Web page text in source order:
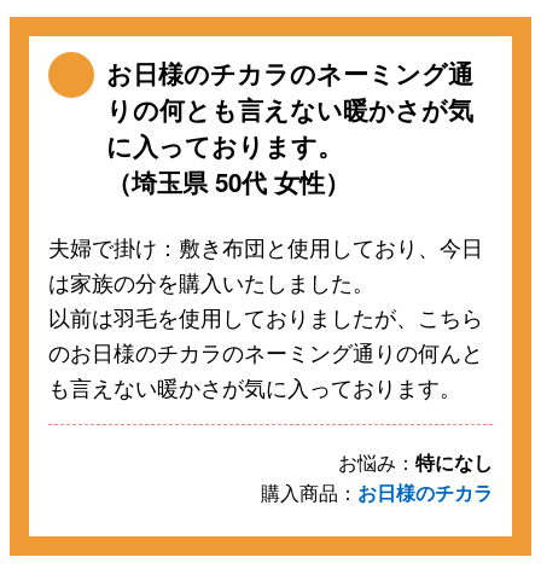
お日様のチカラのネーミング通
りの何とも言えない暖かさが気
に入っております。
（埼玉県 50代 女性）
夫婦で掛け：敷き布団と使用しており、今日
は家族の分を購入いたしました。
以前は羽毛を使用しておりましたが、こちら
のお日様のチカラのネーミング通りの何んと
も言えない暖かさが気に入っております。
お悩み： 特になし
購入商品： お日様のチカラ